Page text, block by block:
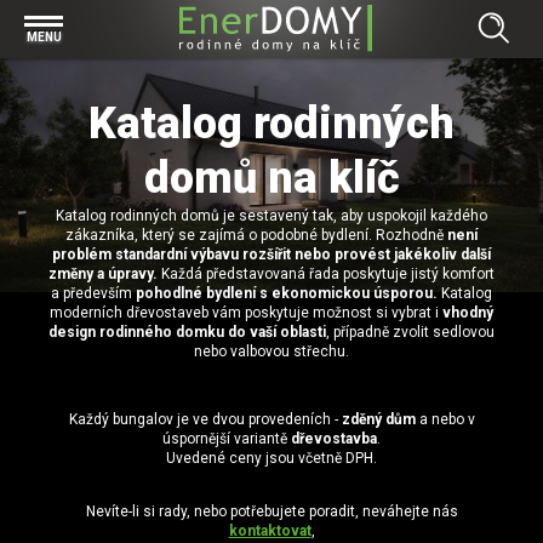
MENU
Prohlížet vše v kategorii Bungalovy
Concept
Exclusive
Effective
Economy
Prohlížet vše v kategorii Projekty
Individuální projekty
Typové řešení
Prohlížet vše v kategorii Technologie
Základová deska
Technologie domu
Zděné domy na klíč
Dřevostavby
Prohlížet vše v kategorii Kontakt
Pracovní pozice
Bezpečnost a ochrana osobních údajů
Prohlížet vše v kategorii Magazín
Financování výstavby rodinného domu
Bungalov, nebo patrový dům? Každý má svá pro a proti
Přízemní rodinné domy
RD Dobrovice
RD Zhoř u Jihlavy
Prohlížet vše v kategorii Reference
Video EnerDOMY s.r.o.
Katalog rodinných
domů na klíč
Katalog rodinných domů je sestavený tak, aby uspokojil každého
zákazníka, který se zajímá o podobné bydlení. Rozhodně není
problém standardní výbavu rozšířit nebo provést jakékoliv další
změny a úpravy. Každá představovaná řada poskytuje jistý komfort
a předevšímpohodlné bydlení s ekonomickou úsporou. Katalog
moderních dřevostaveb vám poskytuje možnost si vybrat i vhodný
design rodinného domku do vaší oblasti, případně zvolit sedlovou
nebo valbovou střechu.
Každý bungalov je ve dvou provedeních - zděný dům a nebo v
úspornější variantě dřevostavba.
Uvedené ceny jsou včetně DPH.
Nevíte-li si rady, nebo potřebujete poradit, neváhejte nás
kontaktovat,